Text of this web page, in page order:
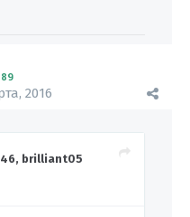
2016
brilliant05